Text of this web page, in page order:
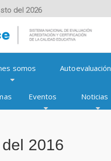
del 2026
somos Autoevaluación
Eventos Noticias
2016